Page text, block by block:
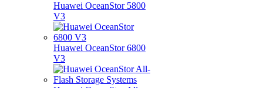
Huawei OceanStor 5800
V3
Huawei OceanStor 6800
V3